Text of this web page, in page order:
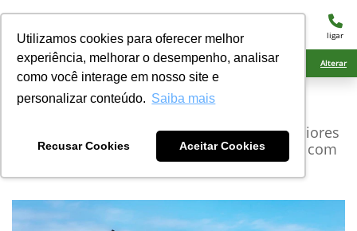
Utilizamos cookies para oferecer melhor
experiência, melhorar o desempenho, analisar
como você interage em nosso site e
personalizar conteúdo. Saiba mais
Recusar Cookies Aceitar Cookies
menu ligar
Ciarama Máquinas Laguna Carapã Alterar
John DeereSérie 9R
Os modelos da Série 9R incorporam os maiores
tratores John Deere fabricados no mundo, com
potências de 390 e 640 cv.